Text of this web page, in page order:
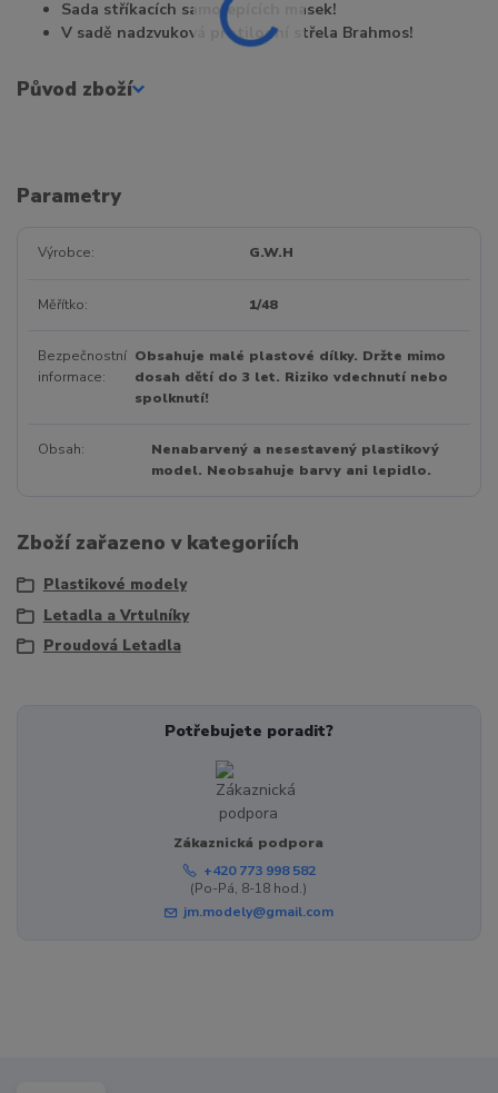
Sada stříkacích samolepících masek!
V sadě nadzvuková protilodní střela Brahmos!
Původ zboží
Parametry
Výrobce G.W.H
Měřítko 1/48
Bezpečnostní
informace
Obsahuje malé plastové dílky. Držte mimo
dosah dětí do 3 let. Riziko vdechnutí nebo
spolknutí!
Obsah
Nenabarvený a nesestavený plastikový
model. Neobsahuje barvy ani lepidlo.
Zboží zařazeno v kategoriích
Plastikové modely
Letadla a Vrtulníky
Proudová Letadla
Potřebujete poradit?
Zákaznická podpora
+420 773 998 582
(Po-Pá, 8-18 hod.)
jm.modely@gmail.com